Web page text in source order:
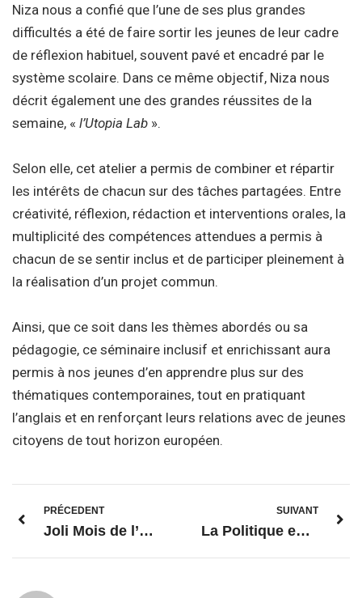
Niza nous a confié que l’une de ses plus grandes
difficultés a été de faire sortir les jeunes de leur cadre
de réflexion habituel, souvent pavé et encadré par le
système scolaire. Dans ce même objectif, Niza nous
décrit également une des grandes réussites de la
semaine, « l’Utopia Lab ».
Selon elle, cet atelier a permis de combiner et répartir
les intérêts de chacun sur des tâches partagées. Entre
créativité, réflexion, rédaction et interventions orales, la
multiplicité des compétences attendues a permis à
chacun de se sentir inclus et de participer pleinement à
la réalisation d’un projet commun.
Ainsi, que ce soit dans les thèmes abordés ou sa
pédagogie, ce séminaire inclusif et enrichissant aura
permis à nos jeunes d’en apprendre plus sur des
thématiques contemporaines, tout en pratiquant
l’anglais et en renforçant leurs relations avec de jeunes
citoyens de tout horizon européen.
PRÉCEDENT
Joli Mois de l’Europe 2026 : la MdEP mobilisée partout en Île-de-France !
SUIVANT
La Politique européenne de voisinage : une Europe au-delà de ses frontières